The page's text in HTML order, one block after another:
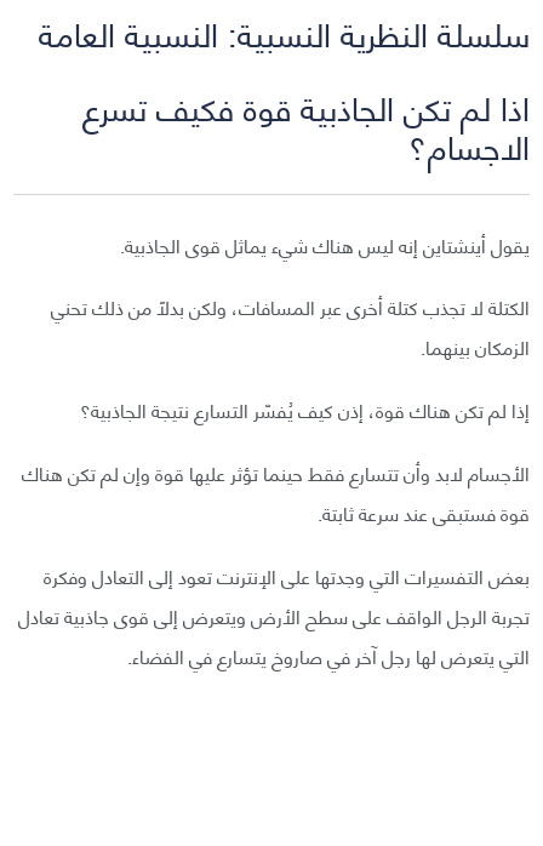
سلسلة النظرية النسبية: النسبية العامة
اذا لم تكن الجاذبية قوة فكيف تسرع
الاجسام؟
يقول أينشتاين إنه ليس هناك شيء يماثل قوى الجاذبية.
الكتلة لا تجذب كتلة أخرى عبر المسافات، ولكن بدلًا من ذلك تحني
الزمكان بينهما.
إذا لم تكن هناك قوة، إذن كيف يُفسّر التسارع نتيجة الجاذبية؟
الأجسام لابد وأن تتسارع فقط حينما تؤثر عليها قوة وإن لم تكن هناك
قوة فستبقى عند سرعة ثابتة.
بعض التفسيرات التي وجدتها على الإنترنت تعود إلى التعادل وفكرة
تجربة الرجل الواقف على سطح الأرض ويتعرض إلى قوى جاذبية تعادل
التي يتعرض لها رجل آخر في صاروخ يتسارع في الفضاء.